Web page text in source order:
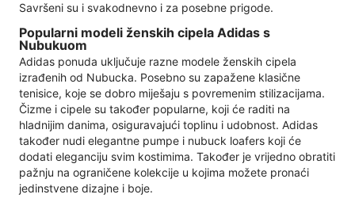
Savršeni su i svakodnevno i za posebne prigode.
Popularni modeli ženskih cipela Adidas s
Nubukuom
Adidas ponuda uključuje razne modele ženskih cipela
izrađenih od Nubucka. Posebno su zapažene klasične
tenisice, koje se dobro miješaju s povremenim stilizacijama.
Čizme i cipele su također popularne, koji će raditi na
hladnijim danima, osiguravajući toplinu i udobnost. Adidas
također nudi elegantne pumpe i nubuck loafers koji će
dodati eleganciju svim kostimima. Također je vrijedno obratiti
pažnju na ograničene kolekcije u kojima možete pronaći
jedinstvene dizajne i boje.